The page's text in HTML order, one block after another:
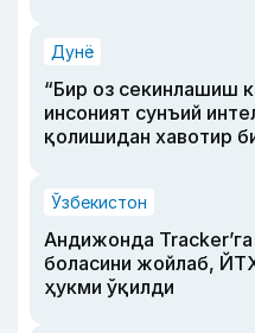
Дунё
“Бир оз секинлашиш
инсоният сунъий
қолишидан хавотир
Ўзбекистон
Андижонда
боласини жойлаб,
ҳукми ўқилди